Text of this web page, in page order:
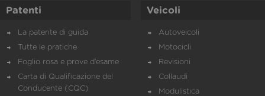
Patenti
La patente di guida
Tutte le pratiche
Foglio rosa e prove d’esame
Carta di Qualificazione del
Conducente (CQC)
Veicoli
Autoveicoli
Motocicli
Revisioni
Collaudi
Modulistica